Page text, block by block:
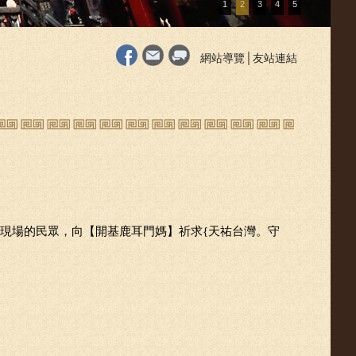
1 2 3 4 5
網站導覽 友站連結
場的民眾，向【開基鹿耳門媽】祈求{天祐台灣。守